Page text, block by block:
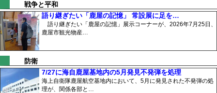
戦争と平和
語り継ぎたい「鹿屋の記憶」 常設展に足を…
語り継ぎたい「鹿屋の記憶」展示コーナーが、2026年7月25日、
鹿屋市観光物産…
防衛
7/27に海自鹿屋基地内の5月発見不発弾を処理
海上自衛隊鹿屋航空基地内において、5月に発見された不発弾の処
理が、関係各部と…